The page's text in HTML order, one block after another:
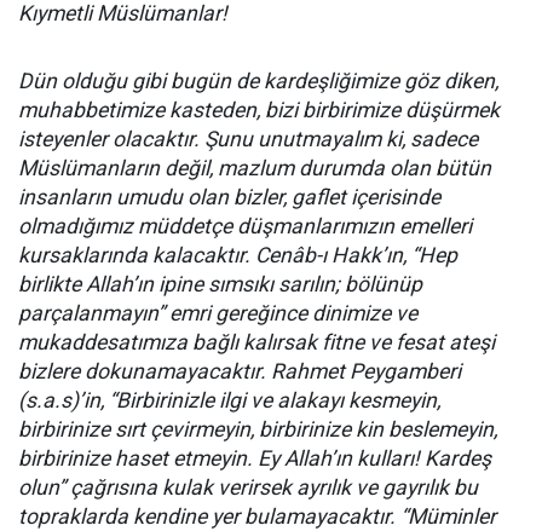
Kıymetli Müslümanlar!
Dün olduğu gibi bugün de kardeşliğimize göz diken,
muhabbetimize kasteden, bizi birbirimize düşürmek
isteyenler olacaktır. Şunu unutmayalım ki, sadece
Müslümanların değil, mazlum durumda olan bütün
insanların umudu olan bizler, gaflet içerisinde
olmadığımız müddetçe düşmanlarımızın emelleri
kursaklarında kalacaktır. Cenâb-ı Hakk’ın, “Hep
birlikte Allah’ın ipine sımsıkı sarılın; bölünüp
parçalanmayın” emri gereğince dinimize ve
mukaddesatımıza bağlı kalırsak fitne ve fesat ateşi
bizlere dokunamayacaktır. Rahmet Peygamberi
(s.a.s)’in, “Birbirinizle ilgi ve alakayı kesmeyin,
birbirinize sırt çevirmeyin, birbirinize kin beslemeyin,
birbirinize haset etmeyin. Ey Allah’ın kulları! Kardeş
olun” çağrısına kulak verirsek ayrılık ve gayrılık bu
topraklarda kendine yer bulamayacaktır. “Müminler